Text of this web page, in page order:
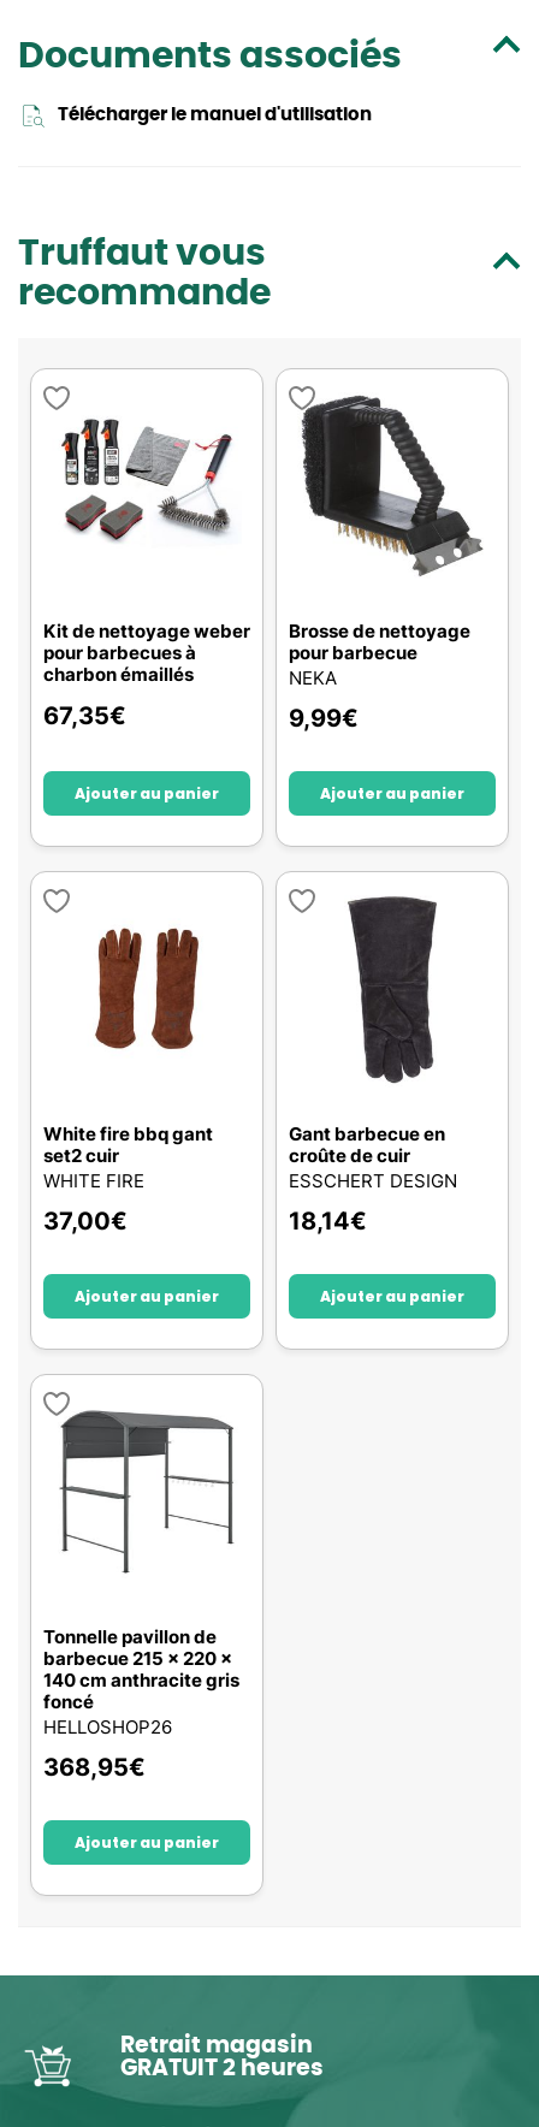
Documents associés
Télécharger le manuel d'utilisation
Truffaut vous
recommande
Kit de nettoyage weber
pour barbecues à
charbon émaillés
67,35€
Ajouter au panier
Brosse de nettoyage
pour barbecue
NEKA
9,99€
Ajouter au panier
White fire bbq gant
set2 cuir
WHITE FIRE
37,00€
Ajouter au panier
Gant barbecue en
croûte de cuir
ESSCHERT DESIGN
18,14€
Ajouter au panier
Tonnelle pavillon de
barbecue 215 x 220 x
140 cm anthracite gris
foncé
HELLOSHOP26
368,95€
Ajouter au panier
Retrait magasin
GRATUIT 2 heures